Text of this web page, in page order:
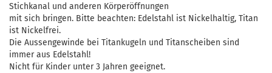
Stichkanal und anderen Körperöffnungen
mit sich bringen. Bitte beachten: Edelstahl ist Nickelhaltig, Titan
ist Nickelfrei.
Die Aussengewinde bei Titankugeln und Titanscheiben sind
immer aus Edelstahl!
Nicht für Kinder unter 3 Jahren geeignet.